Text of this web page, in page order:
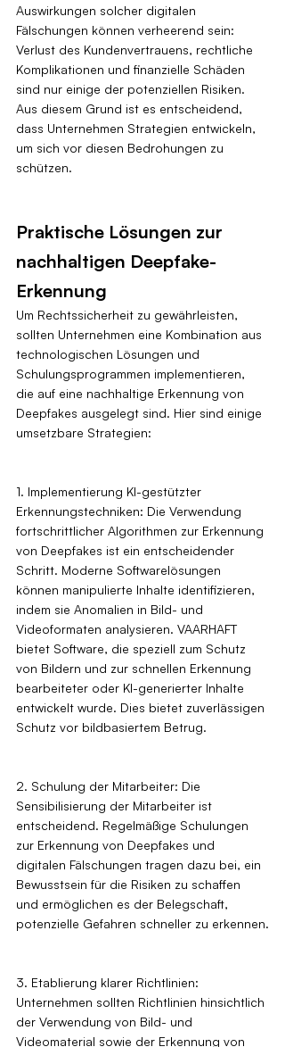
Auswirkungen solcher digitalen
Fälschungen können verheerend sein:
Verlust des Kundenvertrauens, rechtliche
Komplikationen und finanzielle Schäden
sind nur einige der potenziellen Risiken.
Aus diesem Grund ist es entscheidend,
dass Unternehmen Strategien entwickeln,
um sich vor diesen Bedrohungen zu
schützen.
Praktische Lösungen zur
nachhaltigen Deepfake-
Erkennung
Um Rechtssicherheit zu gewährleisten,
sollten Unternehmen eine Kombination aus
technologischen Lösungen und
Schulungsprogrammen implementieren,
die auf eine nachhaltige Erkennung von
Deepfakes ausgelegt sind. Hier sind einige
umsetzbare Strategien:
1. Implementierung KI-gestützter
Erkennungstechniken: Die Verwendung
fortschrittlicher Algorithmen zur Erkennung
von Deepfakes ist ein entscheidender
Schritt. Moderne Softwarelösungen
können manipulierte Inhalte identifizieren,
indem sie Anomalien in Bild- und
Videoformaten analysieren. VAARHAFT
bietet Software, die speziell zum Schutz
von Bildern und zur schnellen Erkennung
bearbeiteter oder KI-generierter Inhalte
entwickelt wurde. Dies bietet zuverlässigen
Schutz vor bildbasiertem Betrug.
2. Schulung der Mitarbeiter: Die
Sensibilisierung der Mitarbeiter ist
entscheidend. Regelmäßige Schulungen
zur Erkennung von Deepfakes und
digitalen Fälschungen tragen dazu bei, ein
Bewusstsein für die Risiken zu schaffen
und ermöglichen es der Belegschaft,
potenzielle Gefahren schneller zu erkennen.
3. Etablierung klarer Richtlinien:
Unternehmen sollten Richtlinien hinsichtlich
der Verwendung von Bild- und
Videomaterial sowie der Erkennung von